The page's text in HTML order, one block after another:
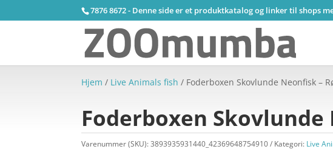
7876 8672 - Denne side er et produktkatalog og linker til shops
Hjem / Live Animals fish / Foderboxen Skovlunde Neonfisk –
Foderboxen Skovlunde
Varenummer (SKU):3893935931440_42369648754910 Kategori: Live